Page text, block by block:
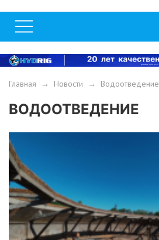
Главная → Новости → Водоотведение
ВОДООТВЕДЕНИЕ